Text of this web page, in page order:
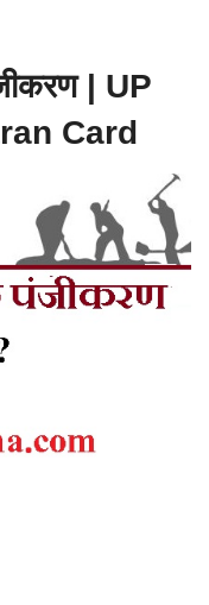
| UP
Card